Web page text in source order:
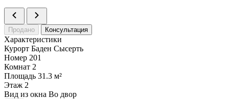
Продано Консультация
Характеристики
Курорт Баден Сысерть
Номер 201
Комнат 2
Площадь 31.3 м²
Этаж 2
Вид из окна Во двор